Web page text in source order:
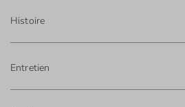
Histoire
Entretien